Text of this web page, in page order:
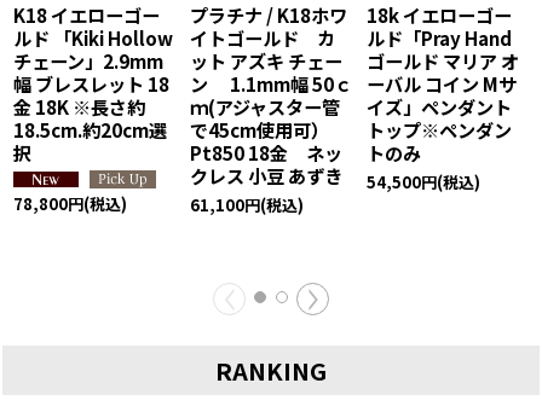
K18 イエローゴー
ルド 「Kiki Hollow
チェーン」2.9mm
幅 ブレスレット 18
金 18K ※長さ約
18.5cm.約20cm選
択
78,800円(税込)
プラチナ / K18ホワ
イトゴールド カ
ット アズキ チェー
ン 1.1mm幅 50ｃ
ｍ(アジャスター管
で45cm使用可）
Pt850 18金 ネッ
クレス 小豆 あずき
61,100円(税込)
18k イエローゴー
ルド「Pray Hand
ゴールド マリア オ
ーバル コイン Mサ
イズ」ペンダント
トップ※ペンダン
トのみ
54,500円(税込)
RANKING